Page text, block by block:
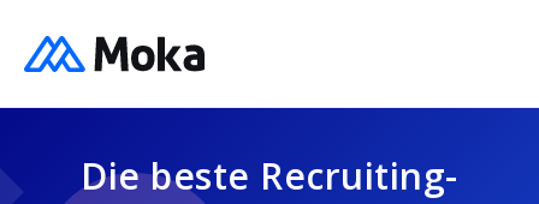
Die beste Recruiting-